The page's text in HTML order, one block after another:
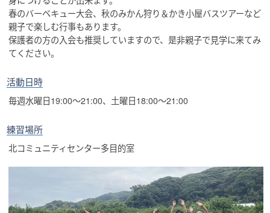
春のバーベキュー大会、秋のみかん狩り＆かき小屋バスツアーなど
親子で楽しむ行事もあります。
保護者の方の入会も推奨していますので、是非親子で見学に来てみ
てください。
活動日時
毎週水曜日19:00～21:00、土曜日18:00～21:00
練習場所
北コミュニティセンター多目的室